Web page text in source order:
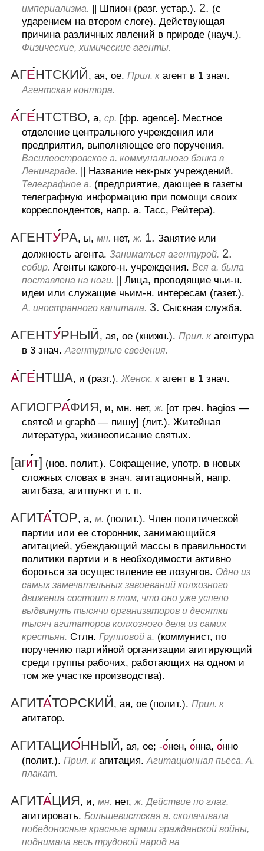
империализма.
Шпион (разг. устар.). 2. (с
ударением на втором слоге). Действующая
причина различных явлений в природе (науч.).
Физические, химические агенты.
АГЕНТСКИЙ, ая, ое. Прил. к агент в 1 знач.
Агентская контора.
АГЕНТСТВО, а, ср. [фр. agence]. Местное
отделение центрального учреждения или
предприятия, выполняющее его поручения.
Василеостровское а. коммунального банка в
Ленинграде.
Название нек-рых учреждений.
Телеграфное а. (предприятие, дающее в газеты
телеграфную информацию при помощи своих
корреспондентов, напр. а. Тасс, Рейтера).
АГЕНТУРА, ы, мн. нет,ж. 1. Занятие или
должность агента. Заниматься агентурой. 2.
собир. Агенты какого-н. учреждения. Вся а. была
поставлена на ноги.
Лица, проводящие чьи-н.
идеи или служащие чьим-н. интересам (газет.).
А. иностранного капитала. 3. Сыскная служба.
АГЕНТУРНЫЙ, ая, ое (книжн.). Прил. к агентура
в 3 знач. Агентурные сведения.
АГЕНТША, и (разг.).Женск. к агент в 1 знач.
АГИОГРАФИЯ, и, мн. нет,ж. [от греч. hagios —
святой и graphō — пишу] (лит.). Житейная
литература, жизнеописание святых.
[агит] (нов. полит.). Сокращение, употр. в новых
сложных словах в знач. агитационный, напр.
агитбаза, агитпункт и т. п.
АГИТАТОР, а, м. (полит.). Член политической
партии или ее сторонник, занимающийся
агитацией, убеждающий массы в правильности
политики партии и в необходимости активно
бороться за осуществление ее лозунгов. Одно из
самых замечательных завоеваний колхозного
движения состоит в том, что оно уже успело
выдвинуть тысячи организаторов и десятки
тысяч агитаторов колхозного дела из самих
крестьян. Стлн. Групповой а. (коммунист, по
поручению партийной организации агитирующий
среди группы рабочих, работающих на одном и
том же участке производства).
АГИТАТОРСКИЙ, ая, ое (полит.). Прил. к
агитатор.
АГИТАЦИОННЫЙ, ая, ое; -онен, онна, онно
(полит.). Прил. к агитация. Агитационная пьеса. А.
плакат.
АГИТАЦИЯ, и, мн. нет,ж. Действие по глаг.
агитировать. Большевистская а. сколачивала
победоносные красные армии гражданской войны,
поднимала весь трудовой народ на